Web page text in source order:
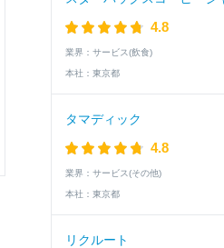
4.8
業界： サービス(飲食)
本社： 東京都
タマディック
4.8
業界： サービス(その他)
本社： 東京都
リクルート